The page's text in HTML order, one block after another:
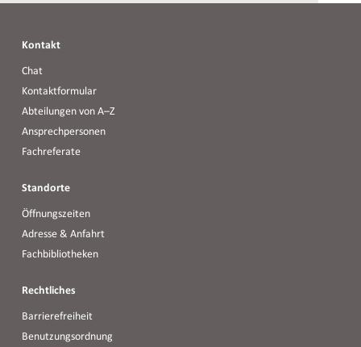
Kontakt
Chat
Kontaktformular
Abteilungen von A–Z
Ansprechpersonen
Fachreferate
Standorte
Öffnungszeiten
Adresse & Anfahrt
Fachbibliotheken
Rechtliches
Barrierefreiheit
Benutzungsordnung